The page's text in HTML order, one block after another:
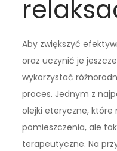
Aby zwiększyć
oraz uczynić je
wykorzystać
proces. Jednym z
olejki eteryczne, które
pomieszczenia, ale
terapeutyczne. Na